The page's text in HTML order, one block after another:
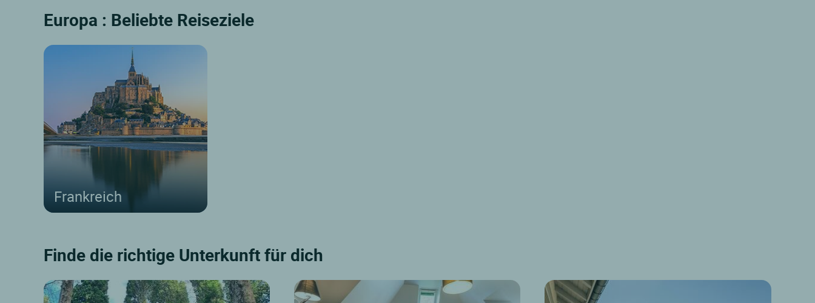
Europa : Beliebte Reiseziele
Frankreich
Finde die richtige Unterkunft für dich